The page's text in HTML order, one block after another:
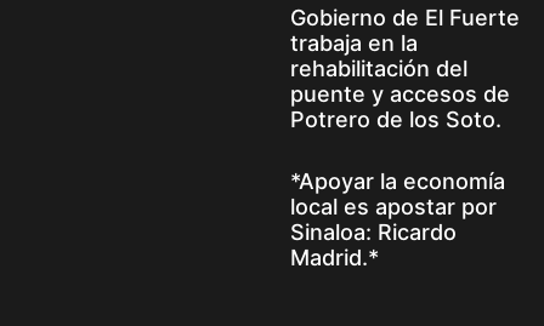
Gobierno de El Fuerte
trabaja en la
rehabilitación del
puente y accesos de
Potrero de los Soto.
*Apoyar la economía
local es apostar por
Sinaloa: Ricardo
Madrid.*